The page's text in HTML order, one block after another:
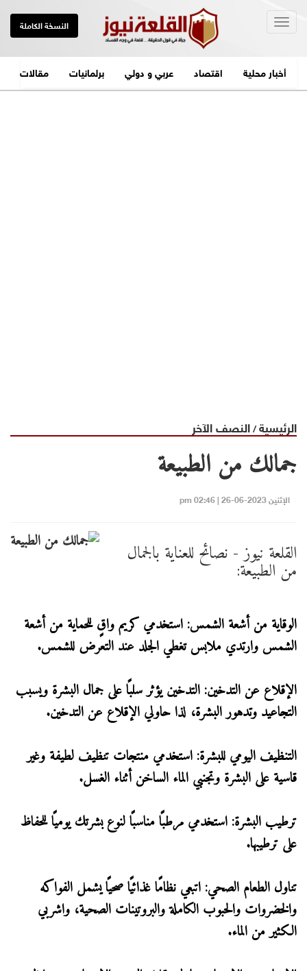
النسخة الكاملة
أخبار محلية اقتصاد عربي و دولي برلمانيات مقالات
الرئيسية/النصف الآخر
جمالك من الطبيعة
الإثنين 2023-06-26 | 02:46 pm
القلعة نيوز - نصائح للعناية بالجمال
من الطبيعة:
الوقاية من أشعة الشمس: استخدمي كريم واقٍ للحماية من أشعة
الشمس وارتدي ملابس تغطي الجلد عند التعرض للشمس.
الإقلاع عن التدخين: التدخين يؤثر سلبًا على جمال البشرة ويسبب
التجاعيد وتدهور البشرة، لذا حاولي الإقلاع عن التدخين.
التنظيف اليومي للبشرة: استخدمي منتجات تنظيف لطيفة وغير
قاسية على البشرة وتجنبي الماء الساخن أثناء الغسل.
ترطيب البشرة: استخدمي مرطبًا مناسبًا لنوع بشرتك يوميًا للحفاظ
على ترطيبها.
تناول الطعام الصحي: اتبعي نظامًا غذائيًا صحيًا يشمل الفواكه
والخضروات والحبوب الكاملة والبروتينات الصحية، واشربي
الكثير من الماء.